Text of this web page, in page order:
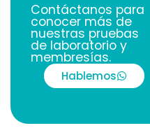
Contáctanos para
conocer más de
nuestras pruebas
de laboratorio y
membresías.
Hablemos